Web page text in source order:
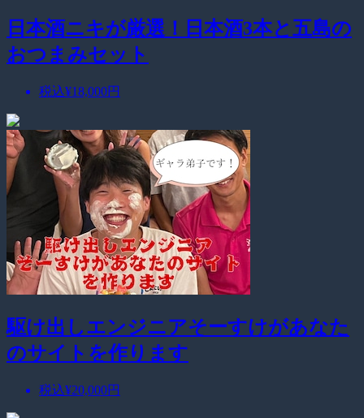
日本酒ニキが厳選！日本酒3本と五島の
おつまみセット
税込¥18,000円
駆け出しエンジニアそーすけがあなた
のサイトを作ります
税込¥20,000円